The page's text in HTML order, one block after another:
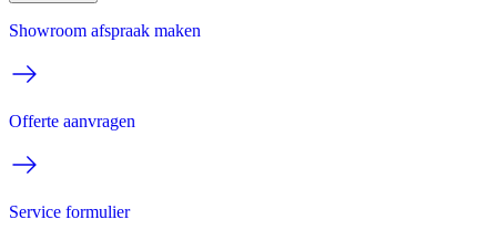
Showroom afspraak maken
Offerte aanvragen
Service formulier